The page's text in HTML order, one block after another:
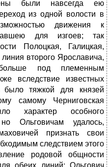
были навсегда ею
из одной волости в
движения к
для изгоев; так
Полоцкая, Галицкая,
второго Ярославича,
под племенным
вследствие известных
было тяжкой для князей
самому Черниговская
характер особного
Ольговичам удалось,
признать свои
следствием этого
родовой общности